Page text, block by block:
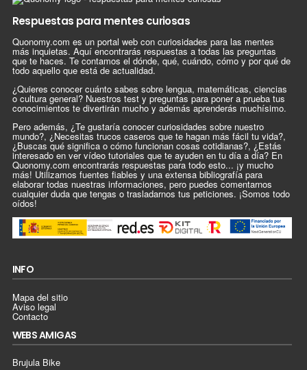
Respuestas para mentes curiosas
Quonomy.com es un portal web con curiosidades para las mentes
más inquietas. Aquí encontrarás respuestas a todas las preguntas
que te haces. Te contamos el dónde, qué, cuándo, cómo y por qué de
todo aquello que está de actualidad.
¿Quieres conocer cuánto sabes sobre lengua, matemáticas, ciencias
o cultura general? Nuestros test y preguntas para poner a prueba tus
conocimientos te divertirán mucho y además aprenderás muchísimo.
Pero además, ¿Te gustaría conocer curiosidades sobre nuestro
mundo?, ¿Necesitas trucos caseros que te hagan más fácil tu vida?,
¿Buscas qué significa o cómo funcionan cosas cotidianas?, ¿Estás
interesado en ver vídeo tutoriales que te ayuden en tu día a día? En
Quonomy.com encontrarás respuestas para todo esto... ¡y mucho
más! Utilizamos fuentes fiables y una extensa bibliografía para
elaborar todas nuestras informaciones, pero puedes comentarnos
cualquier duda que tengas o trasladarnos tus peticiones. ¡Somos todo
oídos!
INFO
Mapa del sitio
Aviso legal
Contacto
WEBS AMIGAS
Brujula Bike